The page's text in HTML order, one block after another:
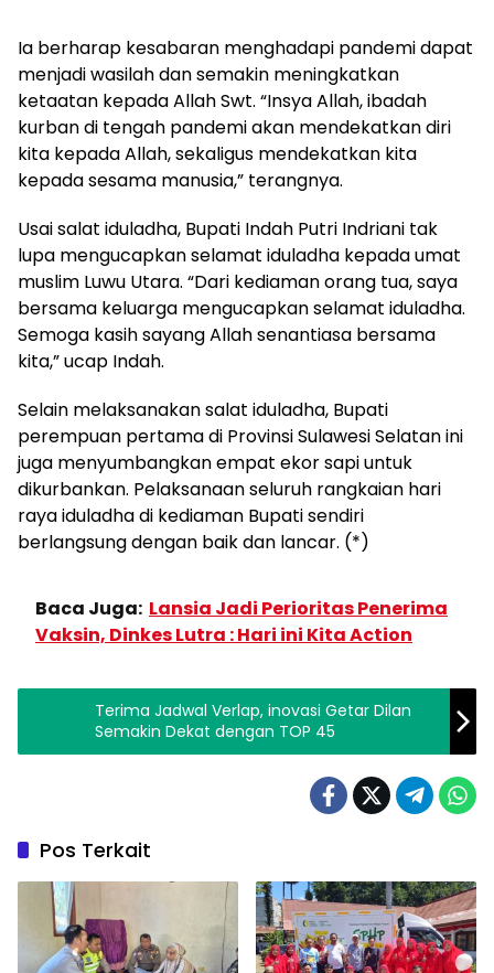
Ia berharap kesabaran menghadapi pandemi dapat
menjadi wasilah dan semakin meningkatkan
ketaatan kepada Allah Swt. “Insya Allah, ibadah
kurban di tengah pandemi akan mendekatkan diri
kita kepada Allah, sekaligus mendekatkan kita
kepada sesama manusia,” terangnya.
Usai salat iduladha, Bupati Indah Putri Indriani tak
lupa mengucapkan selamat iduladha kepada umat
muslim Luwu Utara. “Dari kediaman orang tua, saya
bersama keluarga mengucapkan selamat iduladha.
Semoga kasih sayang Allah senantiasa bersama
kita,” ucap Indah.
Selain melaksanakan salat iduladha, Bupati
perempuan pertama di Provinsi Sulawesi Selatan ini
juga menyumbangkan empat ekor sapi untuk
dikurbankan. Pelaksanaan seluruh rangkaian hari
raya iduladha di kediaman Bupati sendiri
berlangsung dengan baik dan lancar. (*)
Baca Juga: Lansia Jadi Perioritas Penerima
Vaksin, Dinkes Lutra : Hari ini Kita Action
Terima Jadwal Verlap, inovasi Getar Dilan
Semakin Dekat dengan TOP 45
Pos Terkait